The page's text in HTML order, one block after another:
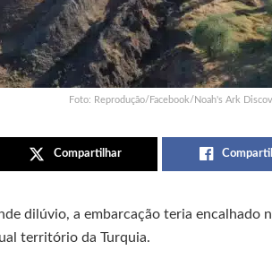
Foto: Reprodução/Facebook/Noah's Ark
Compartilhar
dilúvio, a embarcação teria encalhado
território da Turquia.